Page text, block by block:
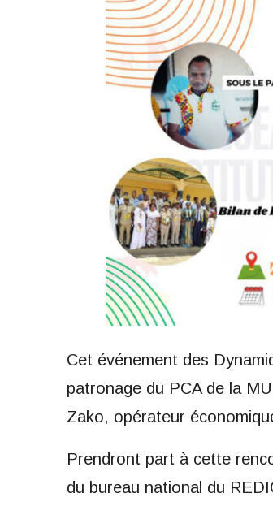
Cet événement des
patronage du PCA de la
Zako, opérateur
Prendront part à cette
du bureau national du